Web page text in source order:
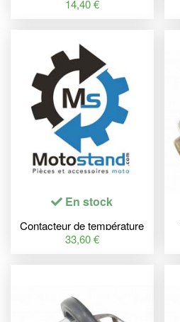
TOURMAX Suzuki GSX-
14,40 €
En stock
Contacteur de température
TOURMAX Yamaha
33,60 €